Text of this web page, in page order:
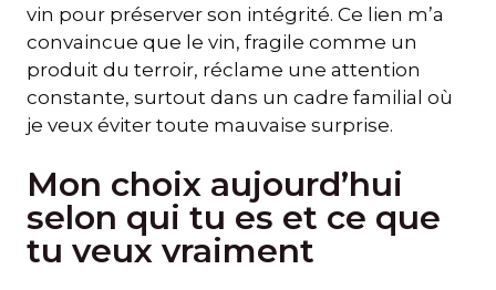
vin pour préserver son intégrité. Ce lien m’a
convaincue que le vin, fragile comme un
produit du terroir, réclame une attention
constante, surtout dans un cadre familial où
je veux éviter toute mauvaise surprise.
Mon choix aujourd’hui
selon qui tu es et ce que
tu veux vraiment